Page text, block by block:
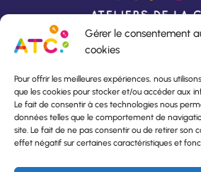
Gérer le consentement
cookies
Pour offrir les meilleures expériences, nous
que les cookies pour stocker et/ou accéder aux
Le fait de consentir à ces technologies nous
données telles que le comportement de
site. Le fait de ne pas consentir ou de retirer son
effet négatif sur certaines caractéristiques et
Rue du Lavoir
13140 Miramas
04 90 53 24 82
atc.aci@orange.fr
Du
De
et de